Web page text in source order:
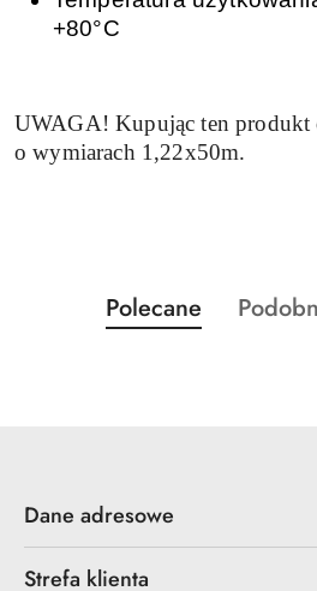
+80°C
UWAGA! Kupując ten produkt
o wymiarach 1,22x50m.
Pomiń karuzelę produktów
Produkty
o
Polecane
Dane adresowe
Strefa klienta